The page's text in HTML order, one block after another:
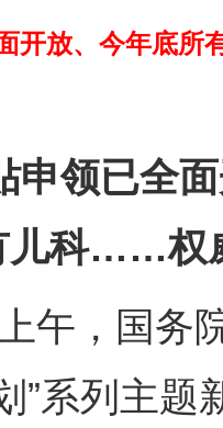
开放、今年底
已全面
儿科……权
，国务院
”系列主